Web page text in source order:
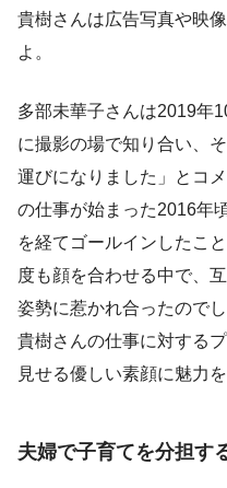
貴樹さんは広告写真や映
よ。
多部未華子さんは2019年
に撮影の場で知り合い、
運びになりました」とコ
の仕事が始まった2016年
を経てゴールインしたこ
度も顔を合わせる中で、
姿勢に惹かれ合ったので
貴樹さんの仕事に対する
見せる優しい素顔に魅力
夫婦で子育てを分担す